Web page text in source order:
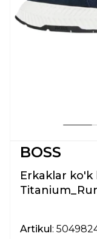
BOSS
Erkaklar ko'k
Artikul: